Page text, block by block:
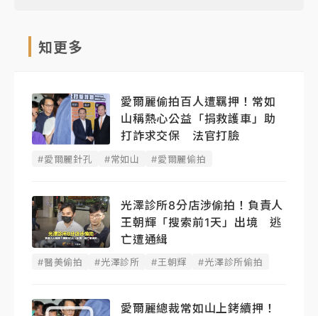
知更多
愛爾麗偷拍百人遭羈押！常如
山稱熱心公益「捐救護車」助
打詐求交保 法官打臉
#愛爾麗針孔 #常如山 #愛爾麗偷拍
光澤診所8分店涉偷拍！負責人
王朝輝「搜索前1天」出境 逃
亡遭通緝
#醫美偷拍 #光澤診所 #王朝輝 #光澤診所偷拍
愛爾麗總裁常如山上銬續押！